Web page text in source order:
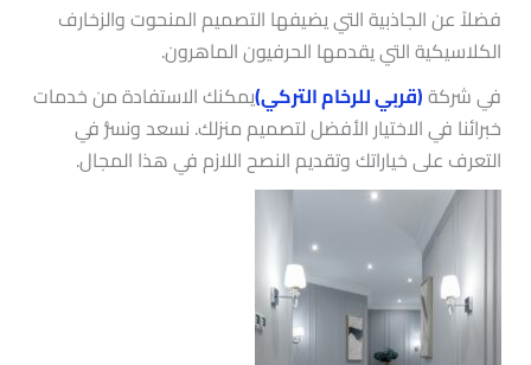
فضلاً عن الجاذبية التي يضيفها التصميم المنحوت والزخارف
الكلاسيكية التي يقدمها الحرفيون الماهرون.
في شركة(قربي للرخام التركي)يمكنك الاستفادة من خدمات
خبرائنا في الاختيار الأفضل لتصميم منزلك. نسعد ونسرُّ في
التعرف على خياراتك وتقديم النصح اللازم في هذا المجال.